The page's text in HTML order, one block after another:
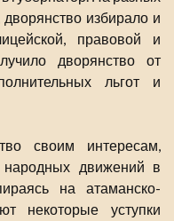
избирало и
правовой и
дворянство от
льгот и
своим интересам,
народных движений в
на атаманско-
некоторые уступки